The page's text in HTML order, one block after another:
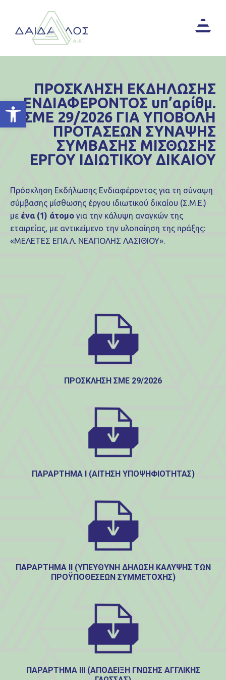
Ανοίξτε τη γραμμή εργαλείων
Πρόσκληση Εκδήλωσης Ενδιαφέροντος για τη σύναψη
σύμβασης μίσθωσης έργου ιδιωτικού δικαίου (Σ.Μ.Ε.)
με ένα (1) άτομο για την κάλυψη αναγκών της
εταιρείας, με αντικείμενο την υλοποίηση της πράξης:
«ΜΕΛΕΤΕΣ ΕΠΑ.Λ. ΝΕΑΠΟΛΗΣ ΛΑΣΙΘΙΟΥ».
ΠΡΟΣΚΛΗΣΗ ΕΚΔΗΛΩΣΗΣ
ΕΝΔΙΑΦΕΡΟΝΤΟΣ υπ’αρίθμ.
ΣΜΕ 29/2026 ΓΙΑ ΥΠΟΒΟΛΗ
ΠΡΟΤΑΣΕΩΝ ΣΥΝΑΨΗΣ
ΣΥΜΒΑΣΗΣ ΜΙΣΘΩΣΗΣ
ΕΡΓΟΥ ΙΔΙΩΤΙΚΟΥ ΔΙΚΑΙΟΥ
ΠΡΟΣΚΛΗΣΗ ΣΜΕ 29/2026
ΠΑΡΑΡΤΗΜΑ Ι (ΑΊΤΗΣΗ ΥΠΟΨΗΦΙΌΤΗΤΑΣ)
ΠΑΡΑΡΤΗΜΑ ΙΙ (ΥΠΕΎΘΥΝΗ ΔΉΛΩΣΗ ΚΆΛΥΨΗΣ ΤΩΝ
ΠΡΟΫΠΟΘΈΣΕΩΝ ΣΥΜΜΕΤΟΧΉΣ)
ΠΑΡΑΡΤΗΜΑ ΙΙΙ (ΑΠΌΔΕΙΞΗ ΓΝΏΣΗΣ ΑΓΓΛΙΚΉΣ